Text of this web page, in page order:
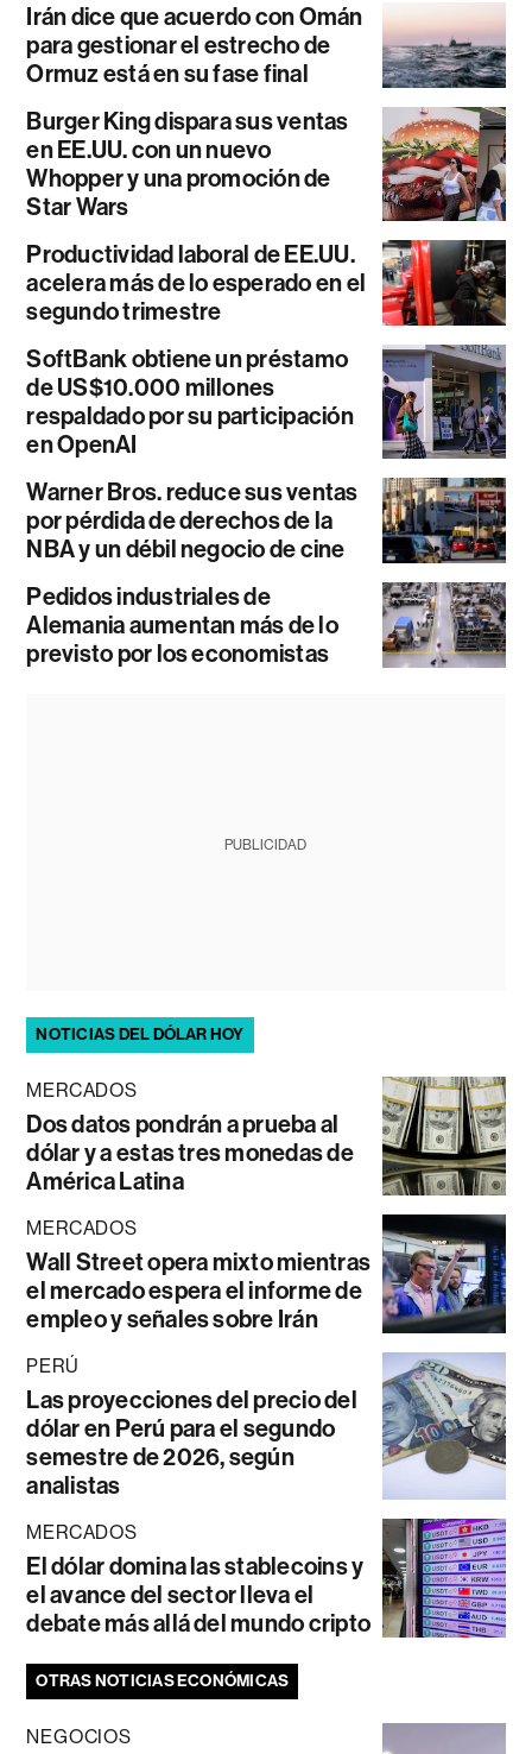
Irán dice que acuerdo con Omán
para gestionar el estrecho de
Ormuz está en su fase final
Burger King dispara sus ventas
en EE.UU. con un nuevo
Whopper y una promoción de
Star Wars
Productividad laboral de EE.UU.
acelera más de lo esperado en el
segundo trimestre
SoftBank obtiene un préstamo
de US$10.000 millones
respaldado por su participación
en OpenAI
Warner Bros. reduce sus ventas
por pérdida de derechos de la
NBA y un débil negocio de cine
Pedidos industriales de
Alemania aumentan más de lo
previsto por los economistas
PUBLICIDAD
NOTICIAS DEL DÓLAR HOY
MERCADOS
Dos datos pondrán a prueba al
dólar y a estas tres monedas de
América Latina
MERCADOS
Wall Street opera mixto mientras
el mercado espera el informe de
empleo y señales sobre Irán
PERÚ
Las proyecciones del precio del
dólar en Perú para el segundo
semestre de 2026, según
analistas
MERCADOS
El dólar domina las stablecoins y
el avance del sector lleva el
debate más allá del mundo cripto
OTRAS NOTICIAS ECONÓMICAS
NEGOCIOS